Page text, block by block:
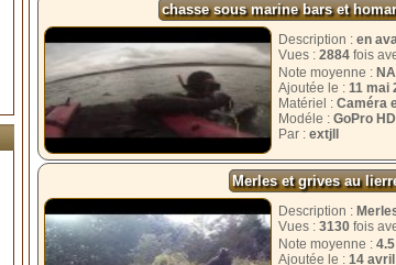
chasse sous marine bars et
Description : en
Vues : 2884 fois
Note moyenne :
Ajoutée le : 11 mai
Matériel : Caméra
Modéle : GoPro HD
Par : extjll
Merles et grives au
Description :
Vues : 3130 fois
Note moyenne : 4.5
Ajoutée le : 14